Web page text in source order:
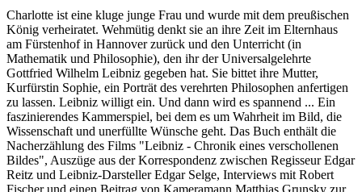
Charlotte ist eine kluge junge Frau und wurde mit dem preußischen
König verheiratet. Wehmütig denkt sie an ihre Zeit im Elternhaus
am Fürstenhof in Hannover zurück und den Unterricht (in
Mathematik und Philosophie), den ihr der Universalgelehrte
Gottfried Wilhelm Leibniz gegeben hat. Sie bittet ihre Mutter,
Kurfürstin Sophie, ein Porträt des verehrten Philosophen anfertigen
zu lassen. Leibniz willigt ein. Und dann wird es spannend ... Ein
faszinierendes Kammerspiel, bei dem es um Wahrheit im Bild, die
Wissenschaft und unerfüllte Wünsche geht. Das Buch enthält die
Nacherzählung des Films "Leibniz - Chronik eines verschollenen
Bildes", Auszüge aus der Korrespondenz zwischen Regisseur Edgar
Reitz und Leibniz-Darsteller Edgar Selge, Interviews mit Robert
Fischer und einen Beitrag von Kameramann Matthias Grunsky zur